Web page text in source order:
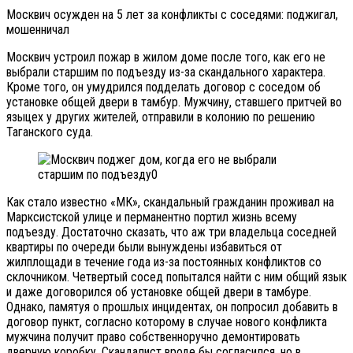
Москвич осужден на 5 лет за конфликты с соседями: поджигал,
мошенничал
Москвич устроил пожар в жилом доме после того, как его не
выбрали старшим по подъезду из-за скандального характера.
Кроме того, он умудрился подделать договор с соседом об
установке общей двери в тамбур. Мужчину, ставшего притчей во
языцех у других жителей, отправили в колонию по решению
Таганского суда.
Как стало известно «МК», скандальный гражданин проживал на
Марксистской улице и перманентно портил жизнь всему
подъезду. Достаточно сказать, что аж три владельца соседней
квартиры по очереди были вынуждены избавиться от
жилплощади в течение года из-за постоянных конфликтов со
склочником. Четвертый сосед попытался найти с ним общий язык
и даже договорился об установке общей двери в тамбуре.
Однако, памятуя о прошлых инцидентах, он попросил добавить в
договор пункт, согласно которому в случае нового конфликта
мужчина получит право собственноручно демонтировать